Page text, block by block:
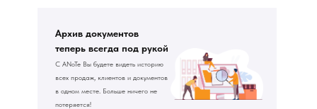
Архив документов
теперь всегда под рукой
С ANoTe Вы будете видеть историю
всех продаж, клиентов и документов
в одном месте. Больше ничего не
потеряется!